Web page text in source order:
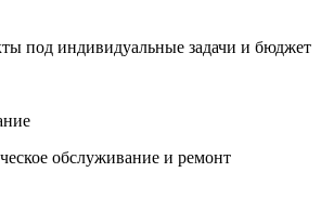
под индивидуальные задачи и бюджет
обслуживание и ремонт